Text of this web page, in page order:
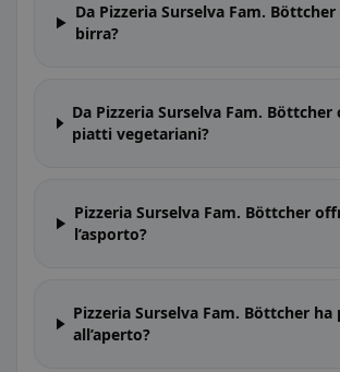
Da Pizzeria Surselva Fam. Böttcher
birra?
Da Pizzeria Surselva Fam. Böttcher
piatti vegetariani?
Pizzeria Surselva Fam. Böttcher
l’asporto?
Pizzeria Surselva Fam. Böttcher ha
all’aperto?